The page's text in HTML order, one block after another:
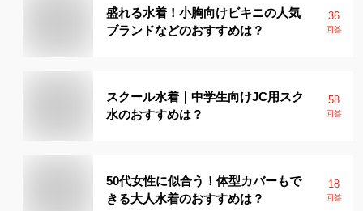
盛れる水着！小胸向けビキニの人気
ブランドなどのおすすめは？
36
回答
スクール水着｜中学生向けJC用スク
水のおすすめは？
58
回答
50代女性に似合う！体型カバーもで
きる大人水着のおすすめは？
18
回答